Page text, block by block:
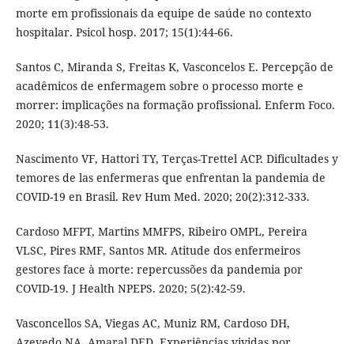
morte em profissionais da equipe de saúde no contexto
hospitalar. Psicol hosp. 2017; 15(1):44-66.
Santos C, Miranda S, Freitas K, Vasconcelos E. Percepção de
acadêmicos de enfermagem sobre o processo morte e
morrer: implicações na formação profissional. Enferm Foco.
2020; 11(3):48-53.
Nascimento VF, Hattori TY, Terças-Trettel ACP. Dificultades y
temores de las enfermeras que enfrentan la pandemia de
COVID-19 en Brasil. Rev Hum Med. 2020; 20(2):312-333.
Cardoso MFPT, Martins MMFPS, Ribeiro OMPL, Pereira
VLSC, Pires RMF, Santos MR. Atitude dos enfermeiros
gestores face à morte: repercussões da pandemia por
COVID-19. J Health NPEPS. 2020; 5(2):42-59.
Vasconcellos SA, Viegas AC, Muniz RM, Cardoso DH,